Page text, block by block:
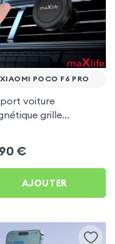
XIAOMI POCO F6 PRO
voiture
grille
€
AJOUTER